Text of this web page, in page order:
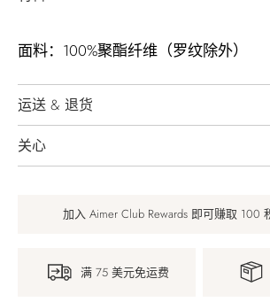
面料：100%聚酯纤维（罗纹除外）
运送 & 退货
关心
加入 Aimer Club Rewards 即可赚取 100
满 75 美元免运费